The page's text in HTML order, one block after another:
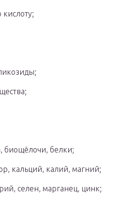
биощёлочи, белки;
кальций, калий, магний;
селен, марганец, цинк;